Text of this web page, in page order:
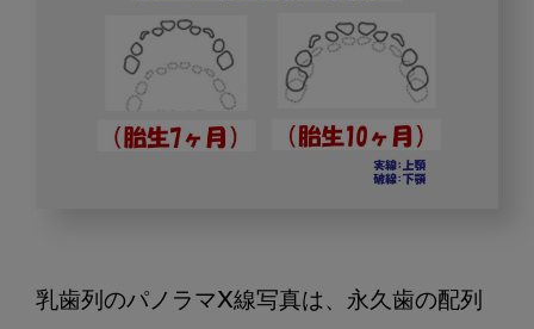
期
に
乳歯列のパノラマX線写真は、永久歯の配列